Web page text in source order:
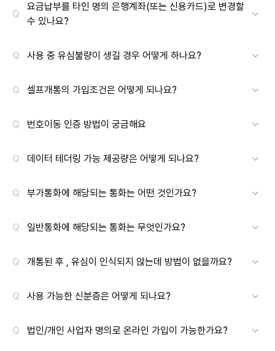
요금납부를 타인 명의 은행계좌(또는 신용카드)로 변경할
수 있나요?
사용 중 유심불량이 생길 경우 어떻게 하나요?
셀프개통의 가입조건은 어떻게 되나요?
번호이동 인증 방법이 궁금해요
데이터 테더링 가능 제공량은 어떻게 되나요?
부가통화에 해당되는 통화는 어떤 것인가요?
일반통화에 해당되는 통화는 무엇인가요?
개통된 후 , 유심이 인식되지 않는데 방법이 없을까요?
사용 가능한 신분증은 어떻게 되나요?
법인/개인 사업자 명의로 온라인 가입이 가능한가요?